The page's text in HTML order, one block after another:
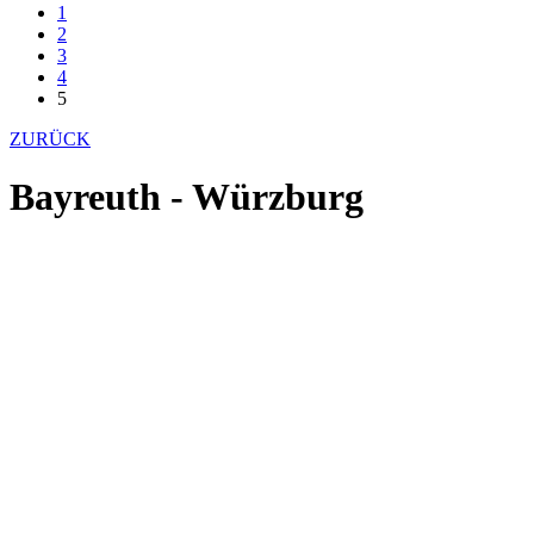
1
2
3
4
5
ZURÜCK
Bayreuth - Würzburg